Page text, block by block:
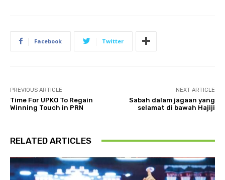
Facebook Twitter
PREVIOUS ARTICLE
Time For UPKO To Regain
Winning Touch in PRN
NEXT ARTICLE
Sabah dalam jagaan yang
selamat di bawah Hajiji
RELATED ARTICLES